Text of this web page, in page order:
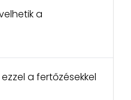
a
a fertőzésekkel